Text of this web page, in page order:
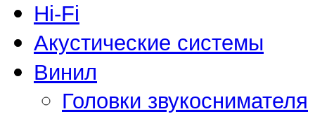
Hi-Fi
Акустические системы
Винил
Головки звукоснимателя